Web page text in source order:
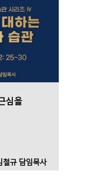
심을
철규 담임목사